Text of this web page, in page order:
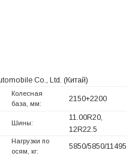
Co., Ltd. (Китай)
Колесная
база, мм:
2150+2200
Шины:
11.00R20,
12R22.5
Нагрузки по
осям, кг:
5850/5850/11495